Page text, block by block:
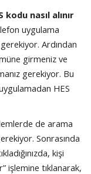
kodu nasıl alınır
uygulama
Ardından
girmeniz ve
gerekiyor. Bu
HES
de arama
Sonrasında
kişi
işlemine tıklanarak,